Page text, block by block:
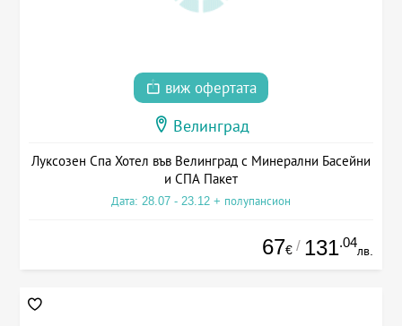
виж офертата
Велинград
Луксозен Спа Хотел във Велинград с Минерални Басейни
и СПА Пакет
Дата: 28.07 - 23.12 + полупансион
67€ / 131.04
лв.